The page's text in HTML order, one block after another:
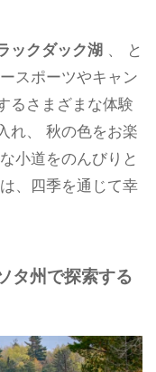
ックダック湖 、 と
スポーツやキャン
るさまざまな体験
れ、 秋の色をお楽
小道をのんびりと
、四季を通じて幸
タ州で探索する